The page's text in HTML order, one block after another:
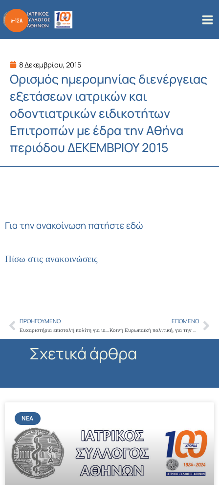
στο
περιεχόμενο
8 Δεκεμβρίου, 2015
Ορισμός ημερομηνίας διενέργειας
εξετάσεων ιατρικών και
οδοντιατρικών ειδικοτήτων
Επιτροπών με έδρα την Αθήνα
περιόδου ΔΕΚΕΜΒΡΙΟΥ 2015
Για την ανακοίνωση πατήστε εδώ
Πίσω στις ανακοινώσεις
Prev
ΠΡΟΗΓΟΎΜΕΝΟ
Ευχαριστήρια επιστολή πολίτη για ιατρό κ. Χαραλαμπόπουλο Ανέστη
ΕΠΌΜΕΝΟ
Κοινή Ευρωπαϊκή πολιτική, για την προστασία της Δημόσιας υγείας πρότεινε ο πρόεδρος του ΙΣΑ Γ. Πατούλης στην Παγκόσμια Διάσκεψη για το Κλίμα
Σχετικά άρθρα
ΝΈΑ